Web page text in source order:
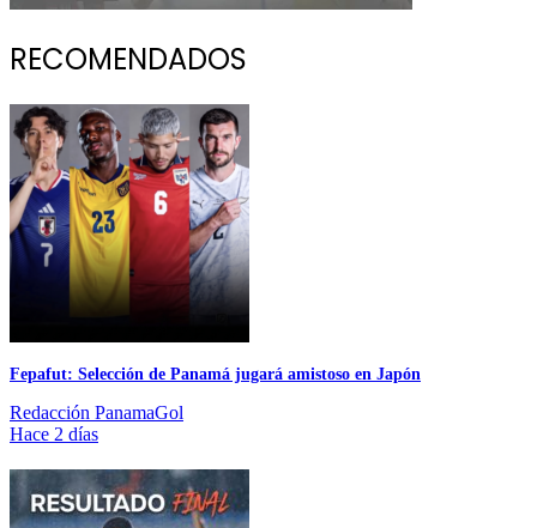
RECOMENDADOS
Fepafut: Selección de Panamá jugará amistoso en Japón
Redacción PanamaGol
Hace 2 días